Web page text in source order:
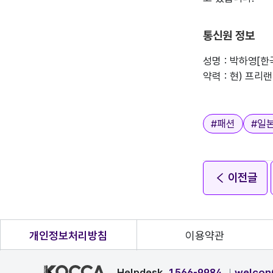
통신원 정보
성명 : 박하영[한
약력 : 현) 프리
태그
#패션 #일
이전글
개인정보처리방침 이용약관